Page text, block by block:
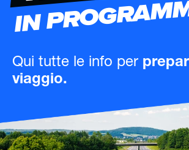
IN
Qui tutte le info per
viaggio.